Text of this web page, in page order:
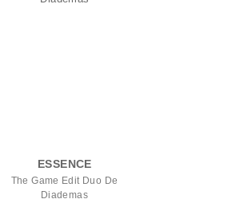
ESSENCE
The Game Edit Duo De
Diademas